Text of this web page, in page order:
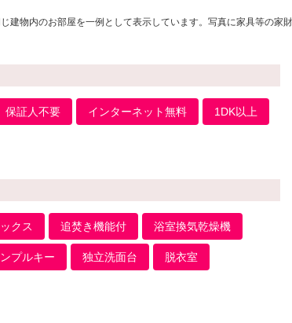
物内のお部屋を一例として表示しています。写真に家具等の家
保証人不要 インターネット無料 1DK以上
クス 追焚き機能付 浴室換気乾燥機
プルキー 独立洗面台 脱衣室